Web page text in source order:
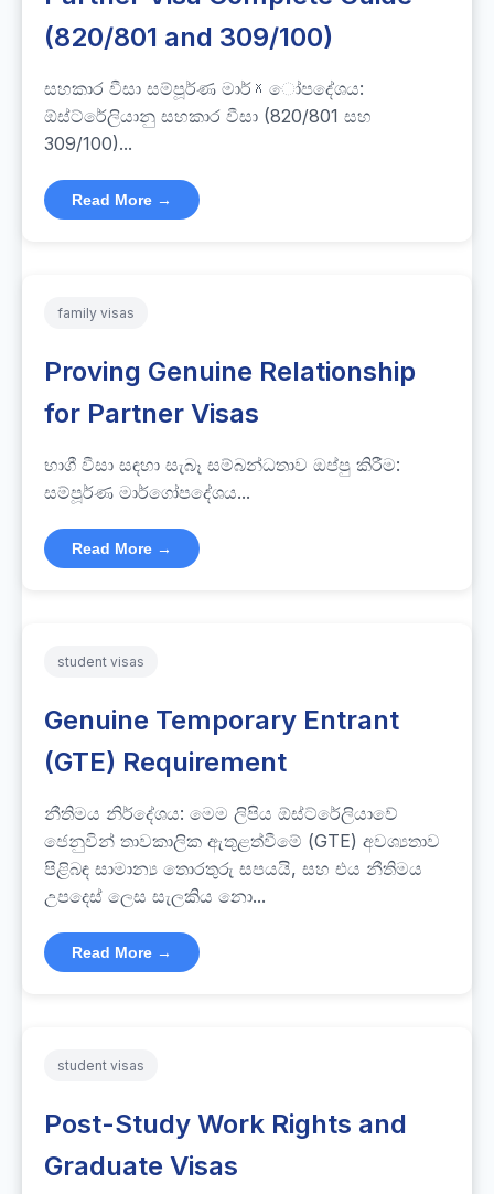
(820/801 and 309/100)
සහකාර වීසා සම්පූර්ණ මාර්గෝපදේශය:
ඕස්ට්රේලියානු සහකාර වීසා (820/801 සහ
309/100)...
Read More →
family visas
Proving Genuine Relationship
for Partner Visas
භාගී වීසා සඳහා සැබෑ සම්බන්ධතාව ඔප්පු කිරීම:
සම්පූර්ණ මාර්ගෝපදේශය...
Read More →
student visas
Genuine Temporary Entrant
(GTE) Requirement
නීතිමය නිර්දේශය: මෙම ලිපිය ඕස්ට්රේලියාවේ
ජෙනුවින් තාවකාලික ඇතුළත්වීමේ (GTE) අවශ්‍යතාව
පිළිබඳ සාමාන්‍ය තොරතුරු සපයයි, සහ එය නීතිමය
උපදෙස් ලෙස සැලකිය නො...
Read More →
student visas
Post-Study Work Rights and
Graduate Visas